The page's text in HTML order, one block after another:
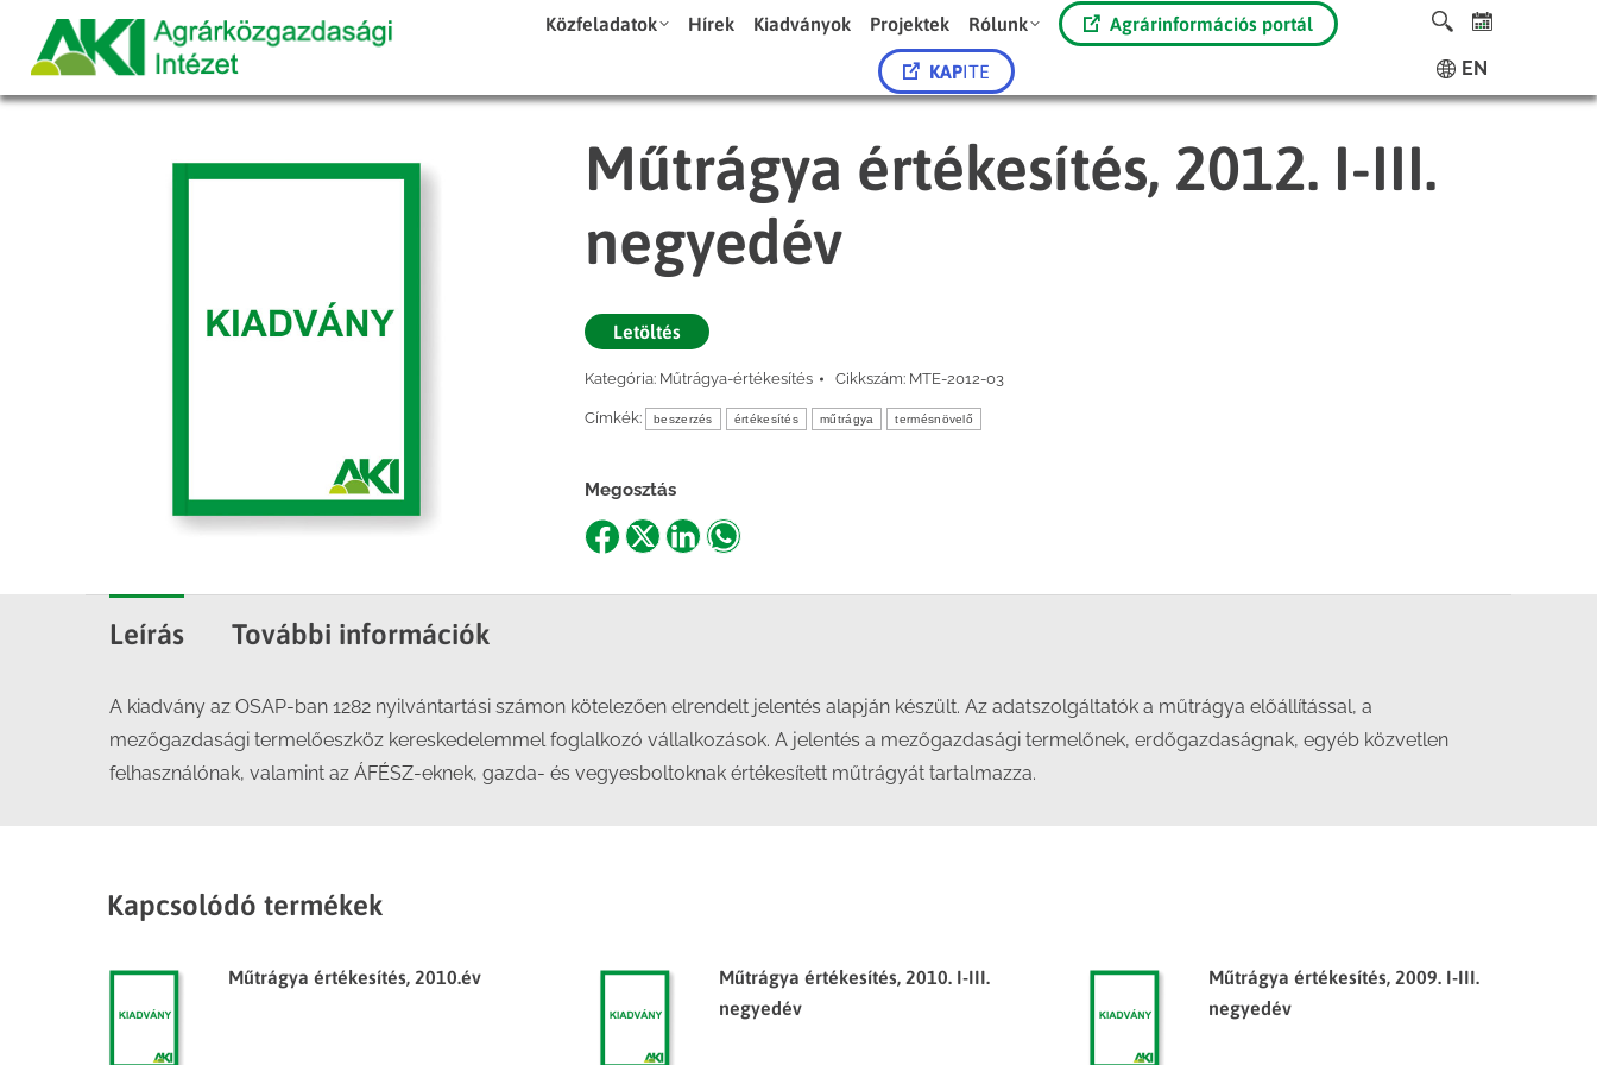
Közfeladatok Hírek Kiadványok Projektek Rólunk Agrárinformációs portál
KAPITE EN
Műtrágya értékesítés, 2012. I-III.
negyedév
Letöltés
Kategória: Műtrágya-értékesítés Cikkszám: MTE-2012-03
Címkék: beszerzés értékesítés műtrágya termésnövelő
Megosztás
ShareShareShareShare
Leírás További információk
A kiadvány az OSAP-ban 1282 nyilvántartási számon kötelezően elrendelt jelentés alapján készült. Az adatszolgáltatók a műtrágya előállítással, a
mezőgazdasági termelőeszköz kereskedelemmel foglalkozó vállalkozások. A jelentés a mezőgazdasági termelőnek, erdőgazdaságnak, egyéb közvetlen
felhasználónak, valamint az ÁFÉSZ-eknek, gazda- és vegyesboltoknak értékesített műtrágyát tartalmazza.
Kapcsolódó termékek
Műtrágya értékesítés, 2010.év
Műtrágya értékesítés, 2010. I-III.
negyedév
Műtrágya értékesítés, 2009. I-III.
negyedév